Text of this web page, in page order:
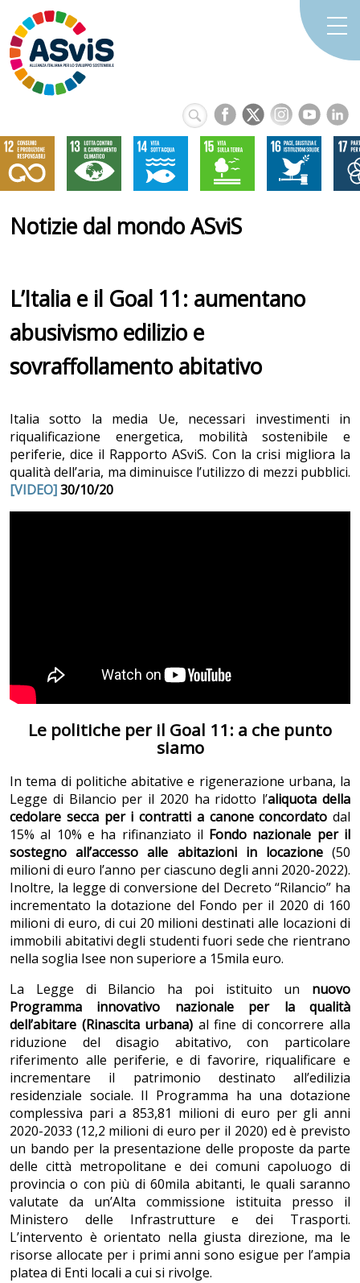
Notizie dal mondo ASviS
L’Italia e il Goal 11: aumentano
abusivismo edilizio e
sovraffollamento abitativo
Italia sotto la media Ue, necessari investimenti in
riqualificazione energetica, mobilità sostenibile e
periferie, dice il Rapporto ASviS. Con la crisi migliora la
qualità dell’aria, ma diminuisce l’utilizzo di mezzi pubblici.
[VIDEO]30/10/20
Le politiche per il Goal 11: a che punto
siamo
In tema di politiche abitative e rigenerazione urbana, la
Legge di Bilancio per il 2020 ha ridotto l’aliquota della
cedolare secca per i contratti a canone concordato dal
15% al 10% e ha rifinanziato il Fondo nazionale per il
sostegno all’accesso alle abitazioni in locazione(50
milioni di euro l’anno per ciascuno degli anni 2020-2022).
Inoltre, la legge di conversione del Decreto “Rilancio” ha
incrementato la dotazione del Fondo per il 2020 di 160
milioni di euro, di cui 20 milioni destinati alle locazioni di
immobili abitativi degli studenti fuori sede che rientrano
nella soglia Isee non superiore a 15mila euro.
La Legge di Bilancio ha poi istituito un nuovo
Programma innovativo nazionale per la qualità
dell’abitare (Rinascita urbana) al fine di concorrere alla
riduzione del disagio abitativo, con particolare
riferimento alle periferie, e di favorire, riqualificare e
incrementare il patrimonio destinato all’edilizia
residenziale sociale. Il Programma ha una dotazione
complessiva pari a 853,81 milioni di euro per gli anni
2020-2033 (12,2 milioni di euro per il 2020) ed è previsto
un bando per la presentazione delle proposte da parte
delle città metropolitane e dei comuni capoluogo di
provincia o con più di 60mila abitanti, le quali saranno
valutate da un’Alta commissione istituita presso il
Ministero delle Infrastrutture e dei Trasporti.
L’intervento è orientato nella giusta direzione, ma le
risorse allocate per i primi anni sono esigue per l’ampia
platea di Enti locali a cui si rivolge.